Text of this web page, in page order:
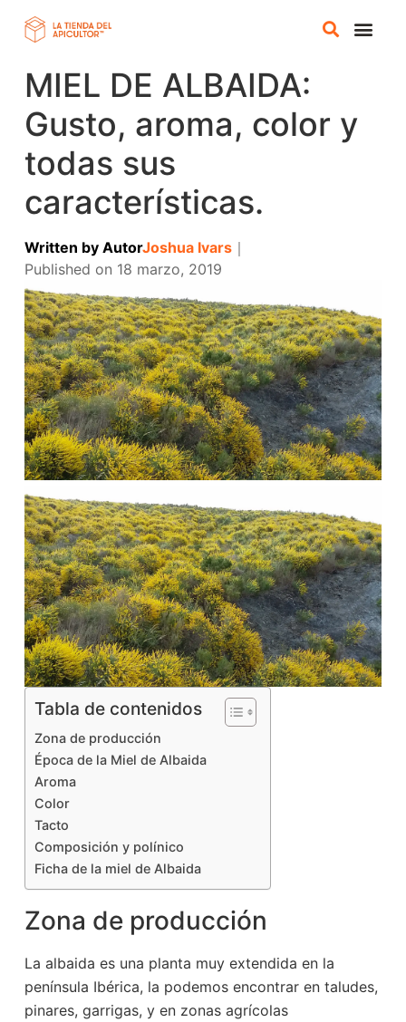
MIEL DE ALBAIDA:
Gusto, aroma, color y
todas sus
características.
Written by AutorJoshua Ivars｜
Published on 18 marzo, 2019
Tabla de contenidos
Zona de producción
Época de la Miel de Albaida
Aroma
Color
Tacto
Composición y polínico
Ficha de la miel de Albaida
Zona de producción
La albaida es una planta muy extendida en la
península Ibérica, la podemos encontrar en taludes,
pinares, garrigas, y en zonas agrícolas